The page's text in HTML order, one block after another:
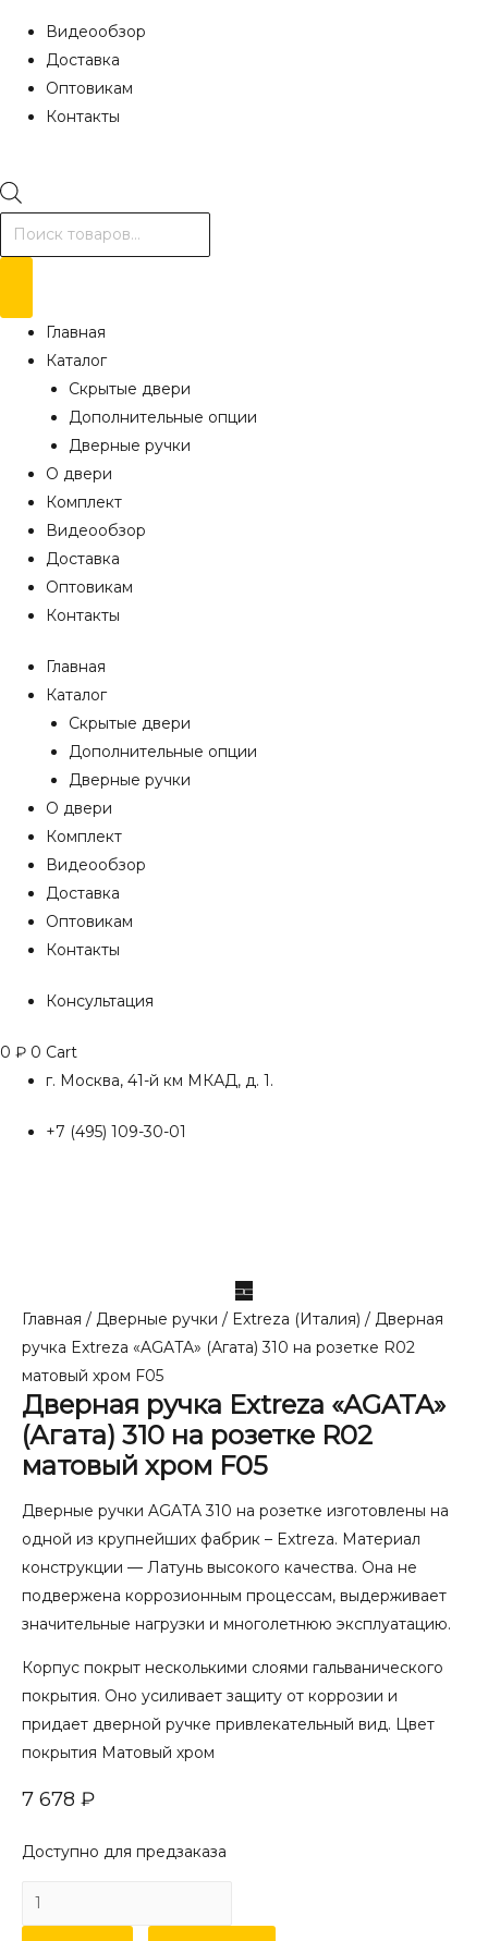
Видеообзор
Доставка
Оптовикам
Контакты
Поиск
товаров
Главная
Каталог
Скрытые двери
Дополнительные опции
Дверные ручки
О двери
Комплект
Видеообзор
Доставка
Оптовикам
Контакты
Главная
Каталог
Скрытые двери
Дополнительные опции
Дверные ручки
О двери
Комплект
Видеообзор
Доставка
Оптовикам
Контакты
Консультация
0 ₽ 0 Cart
г. Москва, 41-й км МКАД, д. 1.
+7 (495) 109-30-01
Главная / Дверные ручки / Extreza (Италия) / Дверная
ручка Extreza «AGATA» (Агата) 310 на розетке R02
матовый хром F05
Дверная ручка Extreza «AGATA»
(Агата) 310 на розетке R02
матовый хром F05
Дверные ручки AGATA 310 на розетке изготовлены на
одной из крупнейших фабрик – Extreza. Материал
конструкции — Латунь высокого качества. Она не
подвержена коррозионным процессам, выдерживает
значительные нагрузки и многолетнюю эксплуатацию.
Корпус покрыт несколькими слоями гальванического
покрытия. Оно усиливает защиту от коррозии и
придает дверной ручке привлекательный вид. Цвет
покрытия Матовый хром
7 678 ₽
Доступно для предзаказа
Количество
товара